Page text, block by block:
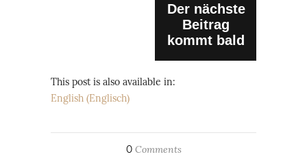
Der nächste
Beitrag
kommt bald
This post is also available in:
English (Englisch)
0Comments